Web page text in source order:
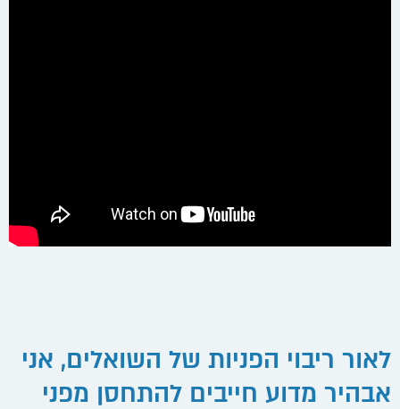
לאור ריבוי הפניות של השואלים, אני
אבהיר מדוע חייבים להתחסן מפני